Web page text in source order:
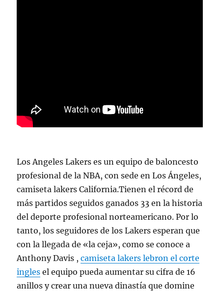
Los Angeles Lakers es un equipo de baloncesto
profesional de la NBA, con sede en Los Ángeles,
camiseta lakers California.Tienen el récord de
más partidos seguidos ganados 33 en la historia
del deporte profesional norteamericano. Por lo
tanto, los seguidores de los Lakers esperan que
con la llegada de «la ceja», como se conoce a
Anthony Davis ,camiseta lakers lebron el corte
ingles el equipo pueda aumentar su cifra de 16
anillos y crear una nueva dinastía que domine